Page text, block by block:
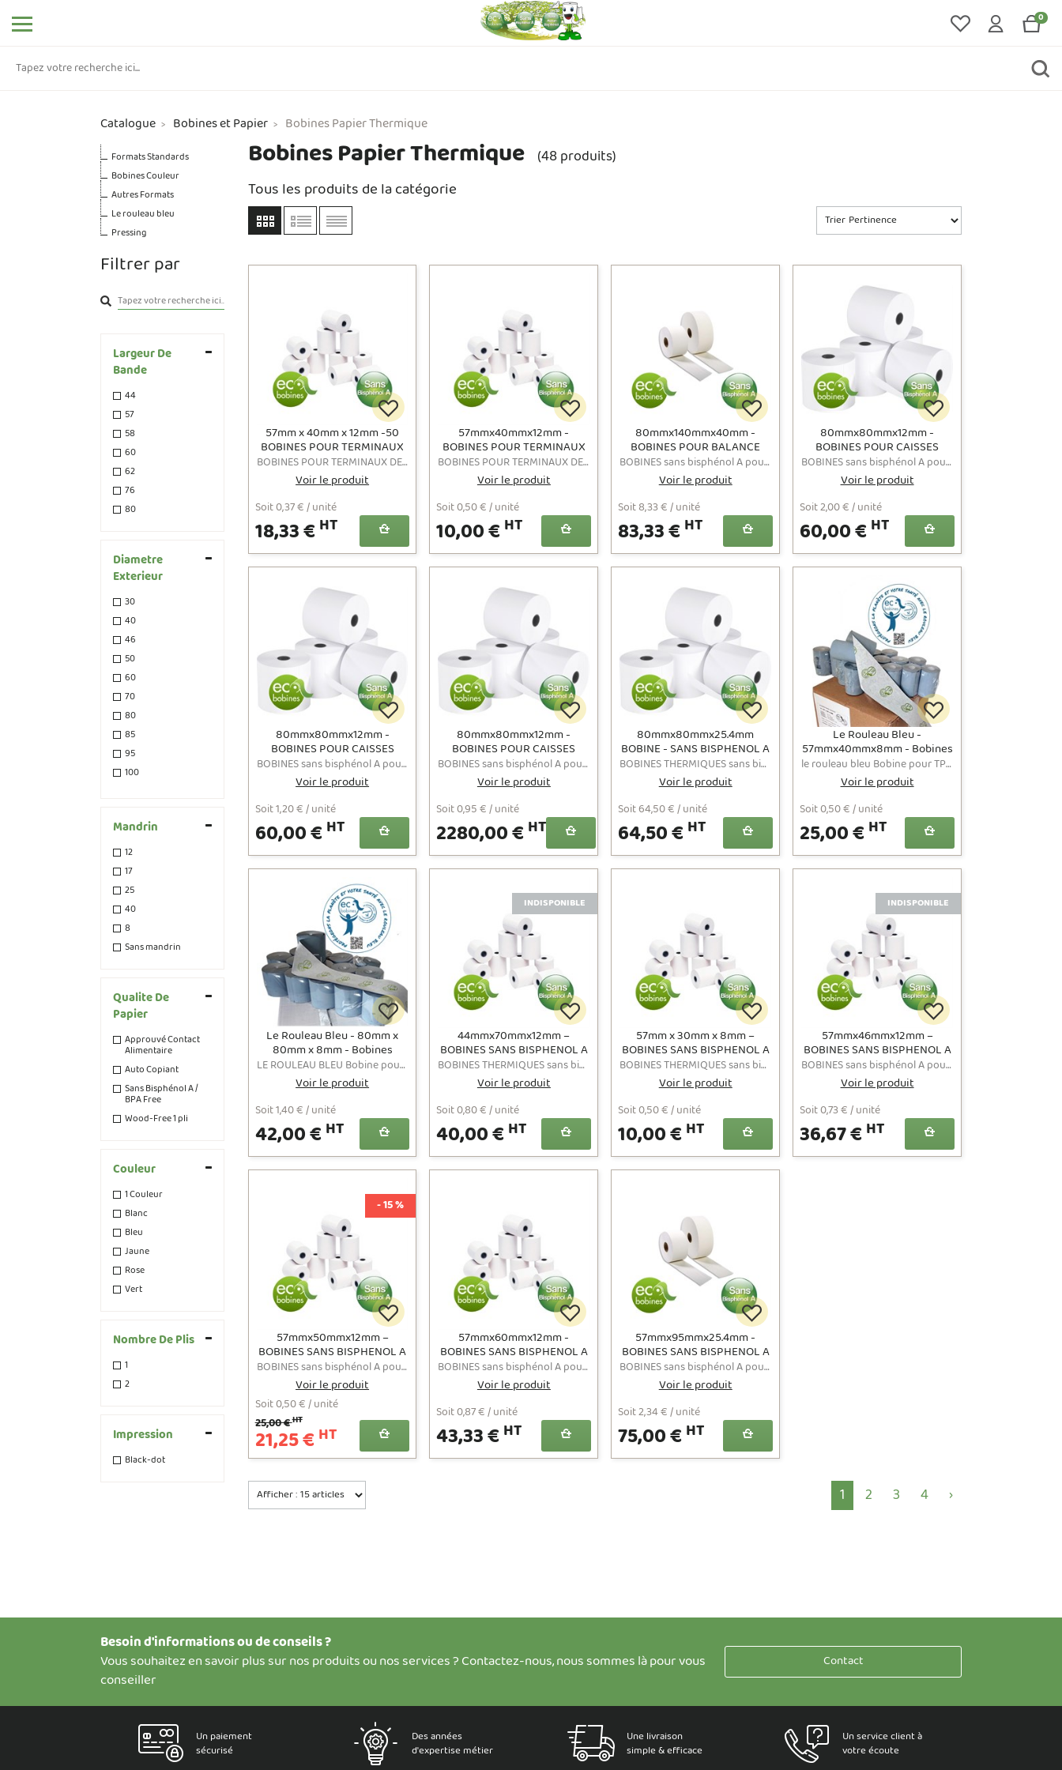
0
Catalogue > Bobines et Papier > Bobines Papier Thermique
Formats Standards
Bobines Couleur
Autres Formats
Le rouleau bleu
Pressing
Filtrer par
Largeur De
Bande
44
57
58
60
62
76
80
Diametre
Exterieur
30
40
46
50
60
70
80
85
95
100
150
180
200
Mandrin
12
17
25
40
8
Sans mandrin
Qualite De
Papier
Approuvé Contact
Alimentaire
Auto Copiant
Sans Bisphénol A /
BPA Free
Wood-Free 1 pli
Couleur
1 Couleur
Blanc
Bleu
Jaune
Rose
Vert
Nombre De Plis
1
2
Impression
Black-dot
Bobines Papier Thermique (48 produits)
Tous les produits de la catégorie
Trier
57mm x 40mm x 12mm -50
BOBINES POUR TERMINAUX
DE PAIEMENT SANS
BISPHÉNOL A / BPA FREE - 48
GRS
BOBINES POUR TERMINAUX DE PAIEMENT CARTE BANCAIRE (CB) AU FORMAT 57X40X12
Voir le produit
Soit 0,37 € / unité
18,33 €HT
57mmx40mmx12mm -
BOBINES POUR TERMINAUX
DE PAIEMENT SANS
BISPHÉNOL A / BPA FREE -
CARTON DE 20 ECOBOBINES
- 48 grs/m2
BOBINES POUR TERMINAUX DE PAIEMENT CARTE BANCAIRE (CB) AU FORMAT 57X40X12
Voir le produit
Soit 0,50 € / unité
10,00 €HT
80mmx140mmx40mm -
BOBINES POUR BALANCE
SANS BISPHÉNOL A / BPA
FREE
BOBINES sans bisphénol A pour balance au format 80mmx140mmx40mm- Prix affichés hors TVA
Voir le produit
Soit 8,33 € / unité
83,33 €HT
80mmx80mmx12mm -
BOBINES POUR CAISSES
SANS BISPHÉNOL A / BPA
FREE
BOBINES sans bisphénol A pour caisses enregistreuses et terminaux de points de vente au format 808012 - Prix affichés hors TVA
Voir le produit
Soit 2,00 € / unité
60,00 €HT
80mmx80mmx12mm -
BOBINES POUR CAISSES
SANS BISPHÉNOL A / BPA
FREE - CARTON DE 50
ECOBOBINES - 48 grs/m2
BOBINES sans bisphénol A pour caisses enregistreuses et terminaux de points de vente au format 808012 - Prix affichés hors TVA
Voir le produit
Soit 1,20 € / unité
60,00 €HT
80mmx80mmx12mm -
BOBINES POUR CAISSES
SANS BISPHÉNOL A / BPA
FREE PALETTE de 80x80x12
48 grs cartons de 50 U
BOBINES sans bisphénol A pour caisses enregistreuses et terminaux de points de vente au format 808012 - Prix affichés hors TVA
Voir le produit
Soit 0,95 € / unité
2280,00 €HT
80mmx80mmx25.4mm
BOBINE - SANS BISPHENOL A
– BPA FREE 74 grs BOBINES THERMIQUES sans bisphénol A pour caisses enregistreuses et terminaux de points de vente au format 80x80x24.5- Prix affichés hors TVA
Voir le produit
Soit 64,50 € / unité
64,50 €HT
Le Rouleau Bleu -
57mmx40mmx8mm - Bobines
papier thermique TPE
approuvée contact
alimentaire
le rouleau bleu Bobine pour TPE approuvée "Contact Alimentaire" sans additif chimique pour la révélation.
Voir le produit
Soit 0,50 € / unité
25,00 €HT
Le Rouleau Bleu - 80mm x
80mm x 8mm - Bobines
papier thermique CAISSE et
TPV approuvée contact
alimentaire
LE ROULEAU BLEU Bobine pour Caisse approuvée "Contact Alimentaire" sans additif chimique pour la révélation.
Voir le produit
Soit 1,40 € / unité
42,00 €HT
INDISPONIBLE
44mmx70mmx12mm –
BOBINES SANS BISPHENOL A
– BPA FREE BOBINES THERMIQUES sans bisphénol A pour caisses enregistreuses et terminaux de points de vente au format 44x70x12 - Prix affichés hors TVA
Voir le produit
Soit 0,80 € / unité
40,00 €HT
57mm x 30mm x 8mm –
BOBINES SANS BISPHENOL A
– BPA FREE BOBINES THERMIQUES sans bisphénol A pour terminaux de paiement carte bancaire (TPE) au format 57x30x8 - Prix affichés hors TVA
Voir le produit
Soit 0,50 € / unité
10,00 €HT
INDISPONIBLE
57mmx46mmx12mm –
BOBINES SANS BISPHENOL A
– BPA FREE BOBINES sans bisphénol A pour caisses enregistreuses et terminaux de points de vente au format 57x46x12 - Prix affichés hors TVA
Voir le produit
Soit 0,73 € / unité
36,67 €HT
- 15 %
57mmx50mmx12mm –
BOBINES SANS BISPHENOL A
– BPA FREE BOBINES sans bisphénol A pour caisses enregistreuses et terminaux de points de vente au format 57x50x12 - Prix affichés hors TVA
Voir le produit
Soit 0,50 € / unité
25,00 €HT
21,25 €HT
57mmx60mmx12mm -
BOBINES SANS BISPHENOL A
– BPA FREE BOBINES sans bisphénol A pour caisses enregistreuses et terminaux de points de vente au format 57x60x12 - Prix affichés hors TVA
Voir le produit
Soit 0,87 € / unité
43,33 €HT
57mmx95mmx25.4mm -
BOBINES SANS BISPHENOL A
– BPA FREE BOBINES sans bisphénol A pour caisses enregistreuses et terminaux de points de vente au format 57x95x25.4 - Prix affichés hors TVA
Voir le produit
Soit 2,34 € / unité
75,00 €HT
1 2 3 4 ›
Afficher :
Besoin d'informations ou de conseils ?
Vous souhaitez en savoir plus sur nos produits ou nos services ? Contactez-nous, nous sommes là pour vous
conseiller
Contact
Un paiement
sécurisé
Des années
d'expertise métier
Une livraison
simple & efficace
Un service client à
votre écoute